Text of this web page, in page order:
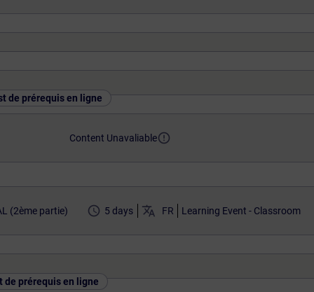
de prérequis en ligne
Content Unavaliableerror_outline
(2ème partie) access_time 5 days translate FR Learning Event - Classroom
de prérequis en ligne